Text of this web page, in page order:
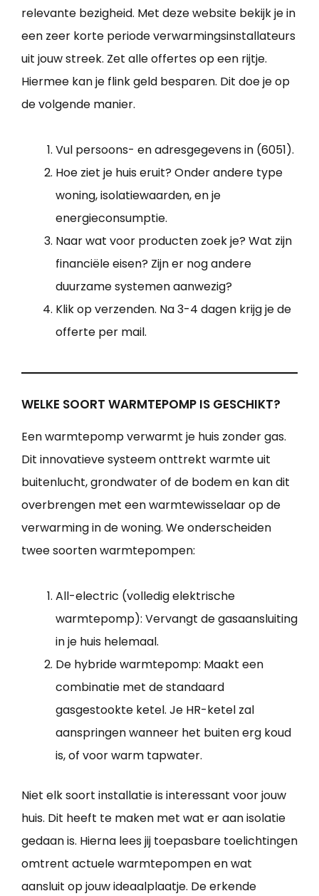
relevante bezigheid. Met deze website bekijk je in
een zeer korte periode verwarmingsinstallateurs
uit jouw streek. Zet alle offertes op een rijtje.
Hiermee kan je flink geld besparen. Dit doe je op
de volgende manier.
Vul persoons- en adresgegevens in (6051).
Hoe ziet je huis eruit? Onder andere type
woning, isolatiewaarden, en je
energieconsumptie.
Naar wat voor producten zoek je? Wat zijn
financiële eisen? Zijn er nog andere
duurzame systemen aanwezig?
Klik op verzenden. Na 3-4 dagen krijg je de
offerte per mail.
WELKE SOORT WARMTEPOMP IS GESCHIKT?
Een warmtepomp verwarmt je huis zonder gas.
Dit innovatieve systeem onttrekt warmte uit
buitenlucht, grondwater of de bodem en kan dit
overbrengen met een warmtewisselaar op de
verwarming in de woning. We onderscheiden
twee soorten warmtepompen:
All-electric (volledig elektrische
warmtepomp): Vervangt de gasaansluiting
in je huis helemaal.
De hybride warmtepomp: Maakt een
combinatie met de standaard
gasgestookte ketel. Je HR-ketel zal
aanspringen wanneer het buiten erg koud
is, of voor warm tapwater.
Niet elk soort installatie is interessant voor jouw
huis. Dit heeft te maken met wat er aan isolatie
gedaan is. Hierna lees jij toepasbare toelichtingen
omtrent actuele warmtepompen en wat
aansluit op jouw ideaalplaatje. De erkende